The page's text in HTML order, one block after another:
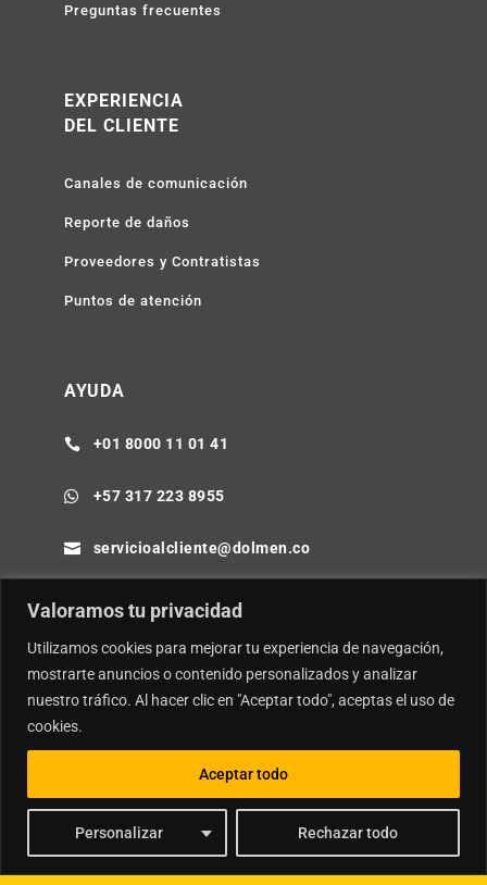
Valoramos tu privacidad
Utilizamos cookies para mejorar tu experiencia de navegación,
mostrarte anuncios o contenido personalizados y analizar
nuestro tráfico. Al hacer clic en "Aceptar todo", aceptas el uso de
cookies.
Personalizar Rechazar todo
Aceptar todo
Preguntas frecuentes
EXPERIENCIA
DEL CLIENTE
Canales de comunicación
Reporte de daños
Proveedores y Contratistas
Puntos de atención
AYUDA
 +01 8000 11 01 41
 +57 317 223 8955
 servicioalcliente@dolmen.co
Cra 64B No. 85-80 Barranquilla - Colombia
© Copyright
Política de Seguridad de la Información e Inteligencia Artificial